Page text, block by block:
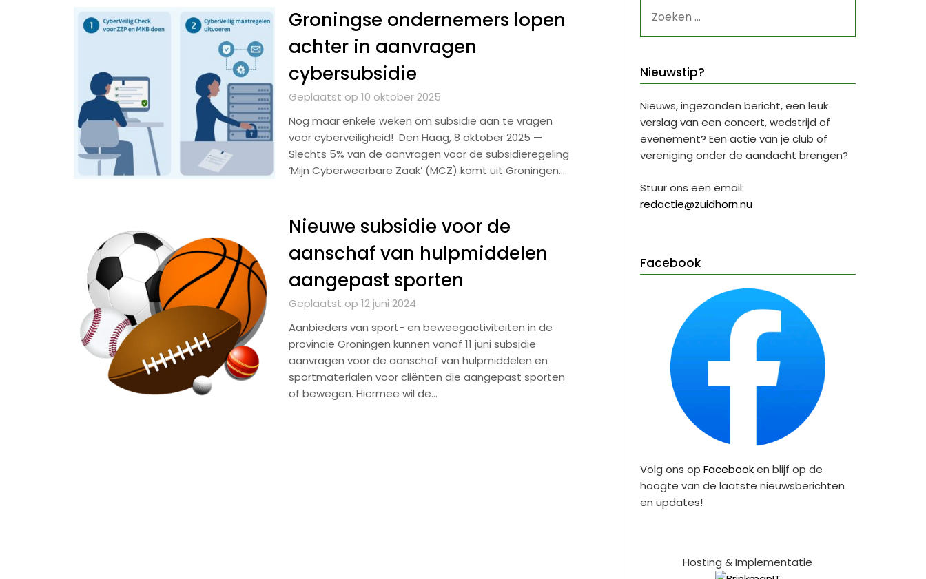
Groningse ondernemers lopen
achter in aanvragen
cybersubsidie
Geplaatst op 10 oktober 2025
Nog maar enkele weken om subsidie aan te vragen
voor cyberveiligheid! Den Haag, 8 oktober 2025 —
Slechts 5% van de aanvragen voor de subsidieregeling
‘Mijn Cyberweerbare Zaak’ (MCZ) komt uit Groningen….
Nieuwe subsidie voor de
aanschaf van hulpmiddelen
aangepast sporten
Geplaatst op 12 juni 2024
Aanbieders van sport- en beweegactiviteiten in de
provincie Groningen kunnen vanaf 11 juni subsidie
aanvragen voor de aanschaf van hulpmiddelen en
sportmaterialen voor cliënten die aangepast sporten
of bewegen. Hiermee wil de…
NAAR:
Nieuwstip?
Nieuws, ingezonden bericht, een leuk
verslag van een concert, wedstrijd of
evenement? Een actie van je club of
vereniging onder de aandacht brengen?
Stuur ons een email:
redactie@zuidhorn.nu
Facebook
Volg ons op Facebooken blijf op de
hoogte van de laatste nieuwsberichten
en updates!
Hosting & Implementatie